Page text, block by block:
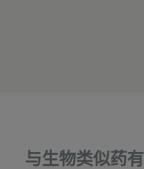
与生物类似药